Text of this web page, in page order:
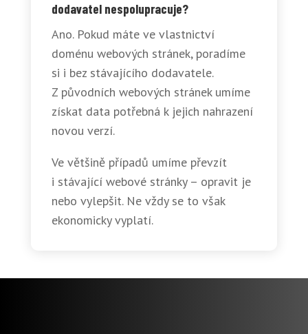
dodavatel nespolupracuje?
Ano. Pokud máte ve vlastnictví
doménu webových stránek, poradíme
si i bez stávajícího dodavatele.
Z původních webových stránek umíme
získat data potřebná k jejich nahrazení
novou verzí.
Ve většině případů umíme převzít
i stávající webové stránky – opravit je
nebo vylepšit. Ne vždy se to však
ekonomicky vyplatí.